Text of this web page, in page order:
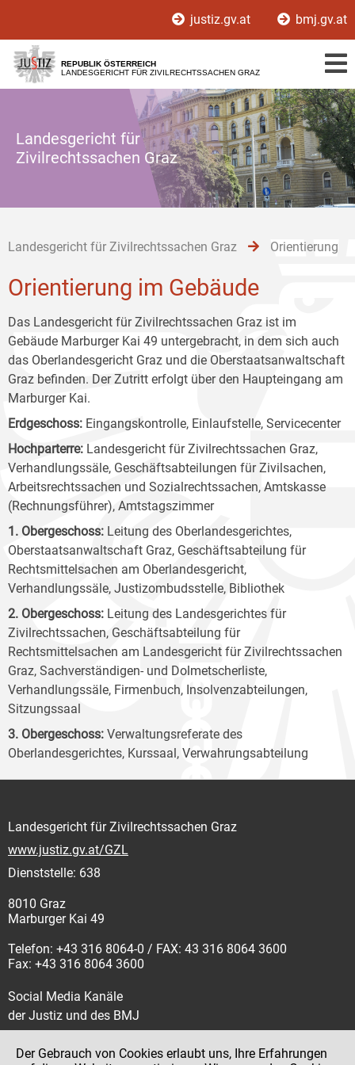
[1]
[2]
[3]
justiz.gv.at bmj.gv.at
REPUBLIK ÖSTERREICH
LANDESGERICHT FÜR ZIVILRECHTSSACHEN GRAZ
Landesgericht für
Zivilrechtssachen Graz
Landesgericht für Zivilrechtssachen Graz Orientierung
Orientierung im Gebäude
Das Landesgericht für Zivilrechtssachen Graz ist im
Gebäude Marburger Kai 49 untergebracht, in dem sich auch
das Oberlandesgericht Graz und die Oberstaatsanwaltschaft
Graz befinden. Der Zutritt erfolgt über den Haupteingang am
Marburger Kai.
Erdgeschoss: Eingangskontrolle, Einlaufstelle, Servicecenter
Hochparterre: Landesgericht für Zivilrechtssachen Graz,
Verhandlungssäle, Geschäftsabteilungen für Zivilsachen,
Arbeitsrechtssachen und Sozialrechtssachen, Amtskasse
(Rechnungsführer), Amtstagszimmer
1. Obergeschoss: Leitung des Oberlandesgerichtes,
Oberstaatsanwaltschaft Graz, Geschäftsabteilung für
Rechtsmittelsachen am Oberlandesgericht,
Verhandlungssäle, Justizombudsstelle, Bibliothek
2. Obergeschoss: Leitung des Landesgerichtes für
Zivilrechtssachen, Geschäftsabteilung für
Rechtsmittelsachen am Landesgericht für Zivilrechtssachen
Graz, Sachverständigen- und Dolmetscherliste,
Verhandlungssäle, Firmenbuch, Insolvenzabteilungen,
Sitzungssaal
3. Obergeschoss: Verwaltungsreferate des
Oberlandesgerichtes, Kurssaal, Verwahrungsabteilung
Landesgericht für Zivilrechtssachen Graz
www.justiz.gv.at/GZL
Dienststelle: 638
8010 Graz
Marburger Kai 49
Telefon: +43 316 8064-0 / FAX: 43 316 8064 3600
Fax: +43 316 8064 3600
Social Media Kanäle
der Justiz und des BMJ
Der Gebrauch von Cookies erlaubt uns, Ihre Erfahrungen